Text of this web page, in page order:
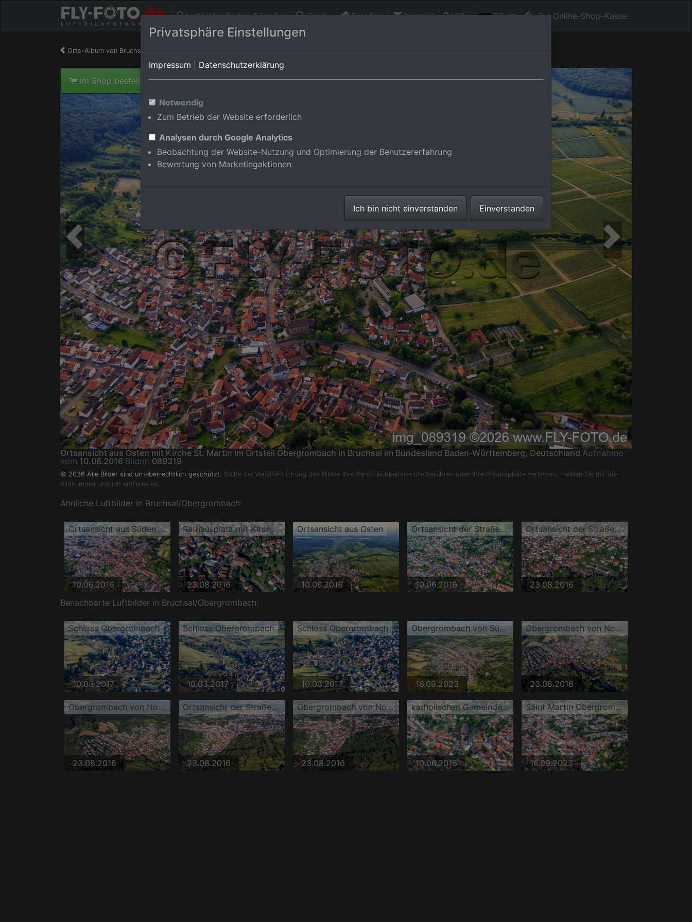
Luftbilder finden & kaufen Suche Fotoflug Kontakt Hilfe DE Zur Online-Shop-Kasse
Orts-Album von Bruchsal/Obergrombach
Im Shop bestellen
Ortsansicht aus Osten mit Kirche St. Martin im Ortsteil Obergrombach in Bruchsal im Bundesland Baden-Württemberg, Deutschland Aufnahme
vom 10.06.2016 Bildnr. 089319
© 2026 Alle Bilder sind urheberrechtlich geschützt. Sollte die Veröffentlichung des Bildes Ihre Persönlichkeitsrechte berühren oder Ihre Privatsphäre verletzen, melden Sie mir die
Bildnummer und ich entferne es.
Ähnliche Luftbilder in Bruchsal/Obergrombach:
Ortsansicht aus Süden mit Kirche St. Martin
10.06.2016
Rathausplatz mit Kirche St. Martin
23.08.2016
Ortsansicht aus Osten
10.06.2016
Ortsansicht der Straßen und Häuser der Wohngebiete
10.06.2016
Ortsansicht der Straßen und Häuser der Wohngebiete
23.08.2016
Benachbarte Luftbilder in Bruchsal/Obergrombach:
Schloss Obergrombach
10.03.2017
Schloss Obergrombach
10.03.2017
Schloss Obergrombach
10.03.2017
Obergrombach von Südosten
16.09.2023
Obergrombach von Nordosten
23.08.2016
Obergrombach von Nordosten
23.08.2016
Ortsansicht der Straßen und Häuser der Wohngebiete
23.08.2016
Obergrombach von Nordosten
23.08.2016
katholischen Gemeinde im Altstadt- Zentrum der Innenstadt
10.06.2016
Saint Martin Obergrombach
16.09.2023
Privatsphäre Einstellungen
Impressum Datenschutzerklärung
Notwendig
Zum Betrieb der Website erforderlich
Analysen durch Google Analytics
Beobachtung der Website-Nutzung und Optimierung der Benutzererfahrung
Bewertung von Marketingaktionen
Ich bin nicht einverstanden Einverstanden